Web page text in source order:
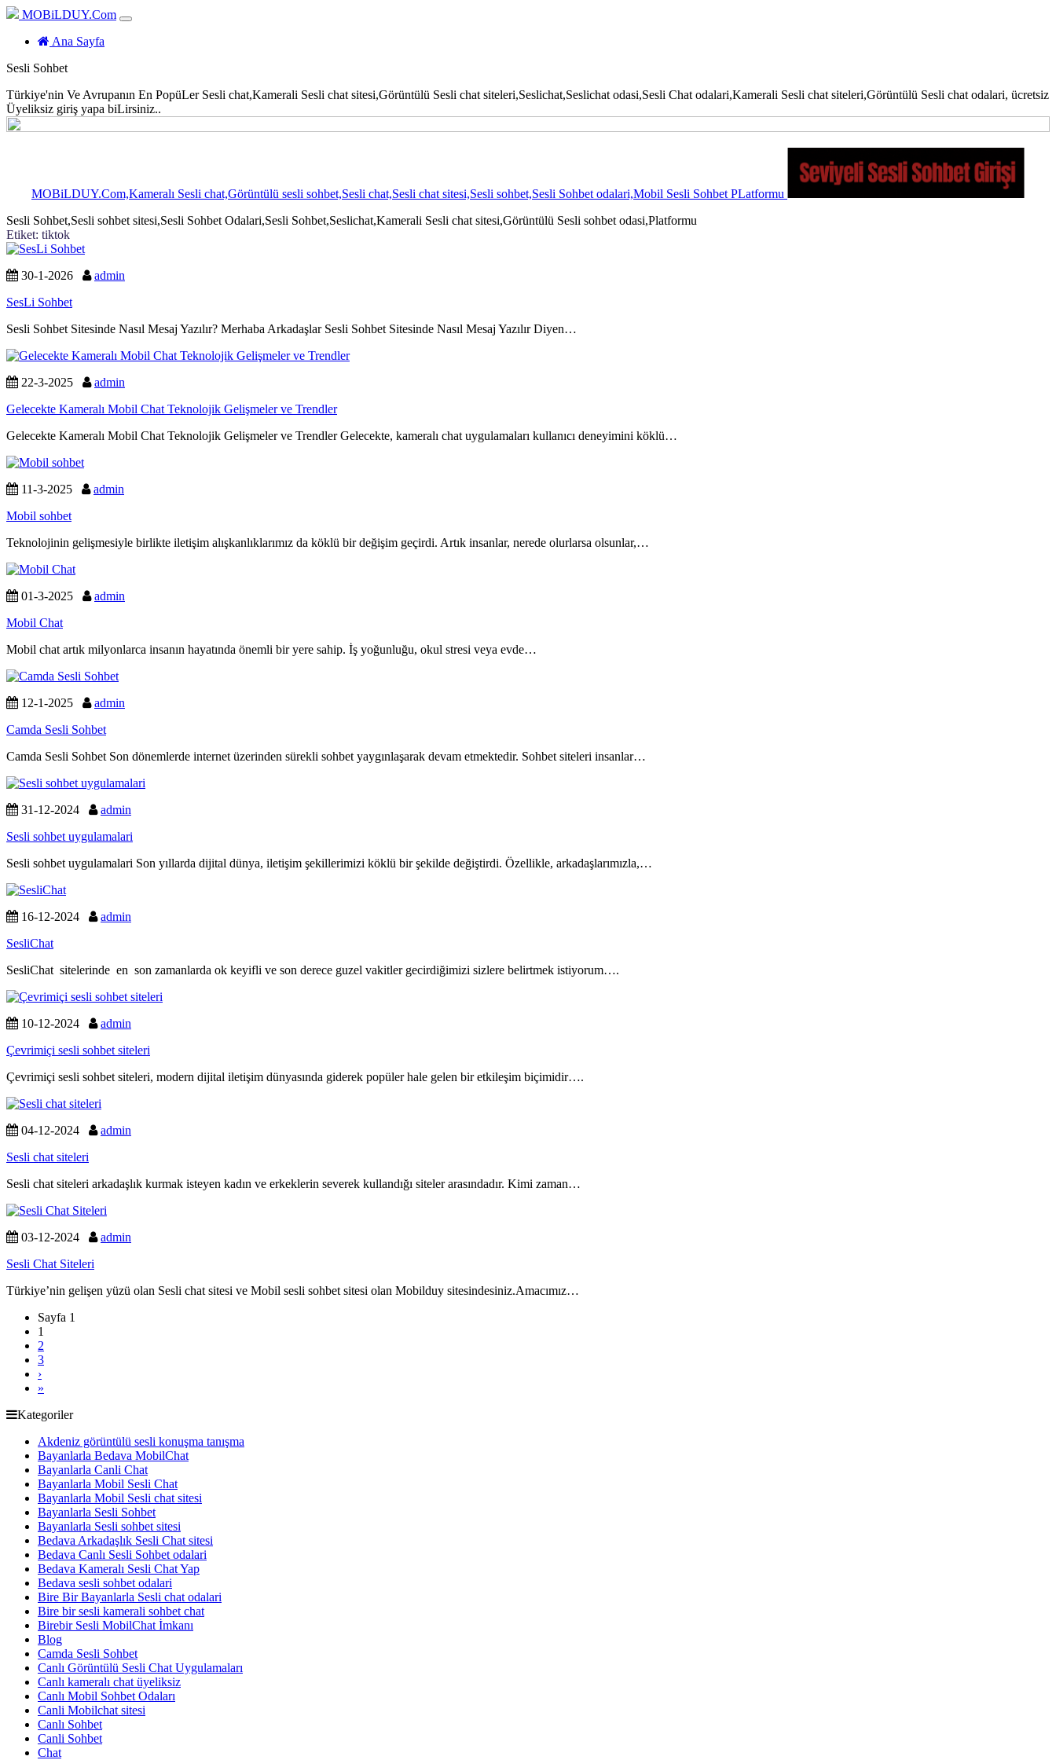
MOBiLDUY.Com
Ana Sayfa
Sesli Sohbet
Türkiye'nin Ve Avrupanın En PopüLer Sesli chat,Kamerali Sesli chat sitesi,Görüntülü Sesli chat siteleri,Seslichat,Seslichat odasi,Sesli Chat odalari,Kamerali Sesli chat siteleri,Görüntülü Sesli chat odalari, ücretsiz
Üyeliksiz giriş yapa biLirsiniz..
MOBiLDUY.Com,Kameralı Sesli chat,Görüntülü sesli sohbet,Sesli chat,Sesli chat sitesi,Sesli sohbet,Sesli Sohbet odalari,Mobil Sesli Sohbet PLatformu
Sesli Sohbet,Sesli sohbet sitesi,Sesli Sohbet Odalari,Sesli Sohbet,Seslichat,Kamerali Sesli chat sitesi,Görüntülü Sesli sohbet odasi,Platformu
Etiket: tiktok
30-1-2026
admin
SesLi Sohbet
Sesli Sohbet Sitesinde Nasıl Mesaj Yazılır? Merhaba Arkadaşlar Sesli Sohbet Sitesinde Nasıl Mesaj Yazılır Diyen…
22-3-2025
admin
Gelecekte Kameralı Mobil Chat Teknolojik Gelişmeler ve Trendler
Gelecekte Kameralı Mobil Chat Teknolojik Gelişmeler ve Trendler Gelecekte, kameralı chat uygulamaları kullanıcı deneyimini köklü…
11-3-2025
admin
Mobil sohbet
Teknolojinin gelişmesiyle birlikte iletişim alışkanlıklarımız da köklü bir değişim geçirdi. Artık insanlar, nerede olurlarsa olsunlar,…
01-3-2025
admin
Mobil Chat
Mobil chat artık milyonlarca insanın hayatında önemli bir yere sahip. İş yoğunluğu, okul stresi veya evde…
12-1-2025
admin
Camda Sesli Sohbet
Camda Sesli Sohbet Son dönemlerde internet üzerinden sürekli sohbet yaygınlaşarak devam etmektedir. Sohbet siteleri insanlar…
31-12-2024
admin
Sesli sohbet uygulamalari
Sesli sohbet uygulamalari Son yıllarda dijital dünya, iletişim şekillerimizi köklü bir şekilde değiştirdi. Özellikle, arkadaşlarımızla,…
16-12-2024
admin
SesliChat
SesliChat sitelerinde en son zamanlarda ok keyifli ve son derece guzel vakitler gecirdiğimizi sizlere belirtmek istiyorum….
10-12-2024
admin
Çevrimiçi sesli sohbet siteleri
Çevrimiçi sesli sohbet siteleri, modern dijital iletişim dünyasında giderek popüler hale gelen bir etkileşim biçimidir….
04-12-2024
admin
Sesli chat siteleri
Sesli chat siteleri arkadaşlık kurmak isteyen kadın ve erkeklerin severek kullandığı siteler arasındadır. Kimi zaman…
03-12-2024
admin
Sesli Chat Siteleri
Türkiye’nin gelişen yüzü olan Sesli chat sitesi ve Mobil sesli sohbet sitesi olan Mobilduy sitesindesiniz.Amacımız…
Sayfa
gezinme
Sayfa 1
Geçerli
Sayfa
1
Sayfa
2
Sayfa
3
›
»
Kategoriler
Akdeniz görüntülü sesli konuşma tanışma
Bayanlarla Bedava MobilChat
Bayanlarla Canli Chat
Bayanlarla Mobil Sesli Chat
Bayanlarla Mobil Sesli chat sitesi
Bayanlarla Sesli Sohbet
Bayanlarla Sesli sohbet sitesi
Bedava Arkadaşlık Sesli Chat sitesi
Bedava Canlı Sesli Sohbet odalari
Bedava Kameralı Sesli Chat Yap
Bedava sesli sohbet odalari
Bire Bir Bayanlarla Sesli chat odalari
Bire bir sesli kamerali sohbet chat
Birebir Sesli MobilChat İmkanı
Blog
Camda Sesli Sohbet
Canlı Görüntülü Sesli Chat Uygulamaları
Canlı kameralı chat üyeliksiz
Canlı Mobil Sohbet Odaları
Canli Mobilchat sitesi
Canlı Sohbet
Canli Sohbet
Chat